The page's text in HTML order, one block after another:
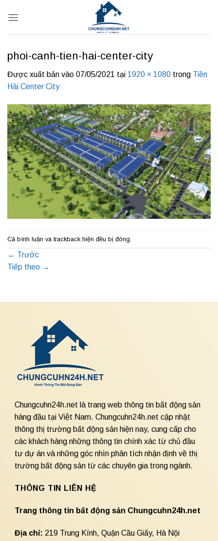
qua
phoi-canh-tien-hai-center-city
Được xuất bản vào 07/05/2021 tại 1920 × 1080 trong Tiền
Hải Center City
Cả bình luận và trackback hiện đều bị đóng.
← Trước
Tiếp theo →
Chungcuhn24h.net là trang web thông tin bất động sản
hàng đầu tại Việt Nam. Chungcuhn24h.net cập nhật
thông thị trường bất động sản hiện nay, cung cấp cho
các khách hàng những thông tin chính xác từ chủ đầu
tư dự án và những góc nhìn phân tích nhận định về thị
trường bất động sản từ các chuyên gia trong ngành.
THÔNG TIN LIÊN HỆ
Trang thông tin bất động sản Chungcuhn24h.net
Địa chỉ: 219 Trung Kính, Quận Cầu Giấy, Hà Nội